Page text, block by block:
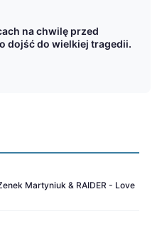
na chwilę przed
dojść do wielkiej tragedii.
Martyniuk & RAIDER - Love